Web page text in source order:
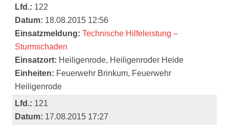
Lfd.: 122
Datum: 18.08.2015 12:56
Einsatzmeldung: Technische Hilfeleistung –
Sturmschaden
Einsatzort: Heiligenrode, Heiligenroder Heide
Einheiten: Feuerwehr Brinkum, Feuerwehr
Heiligenrode
Lfd.: 121
Datum: 17.08.2015 17:27